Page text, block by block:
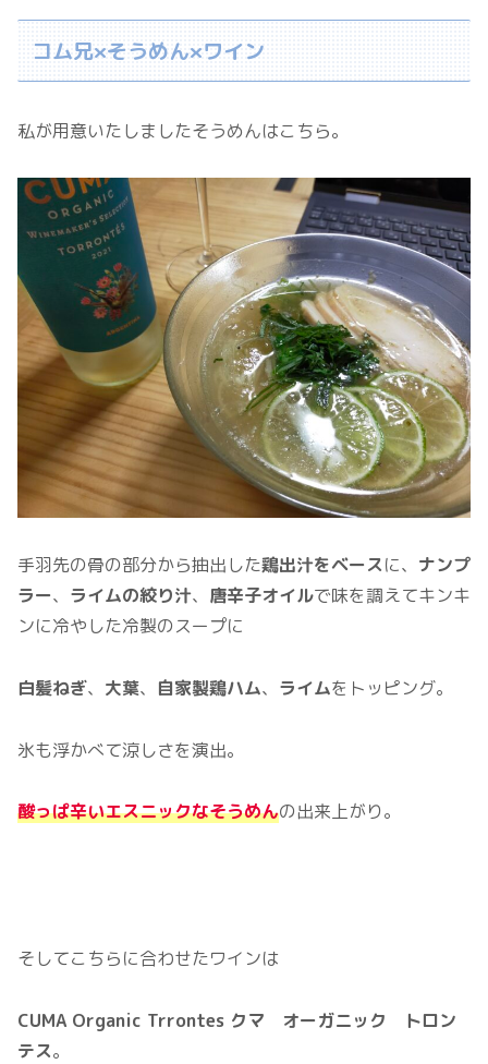
コム兄×そうめん×ワイン
私が用意いたしましたそうめんはこちら。
手羽先の骨の部分から抽出した鶏出汁をベースに、 ナンプ
ラー、 ライムの絞り汁、 唐辛子オイルで味を調えてキンキ
ンに冷やした冷製のスープに
白髪ねぎ、 大葉、 自家製鶏ハム、 ライムをトッピング。
氷も浮かべて涼しさを演出。
酸っぱ辛いエスニックなそうめんの出来上がり。
そしてこちらに合わせたワインは
CUMA Organic Trrontes クマ オーガニック トロン
テス。